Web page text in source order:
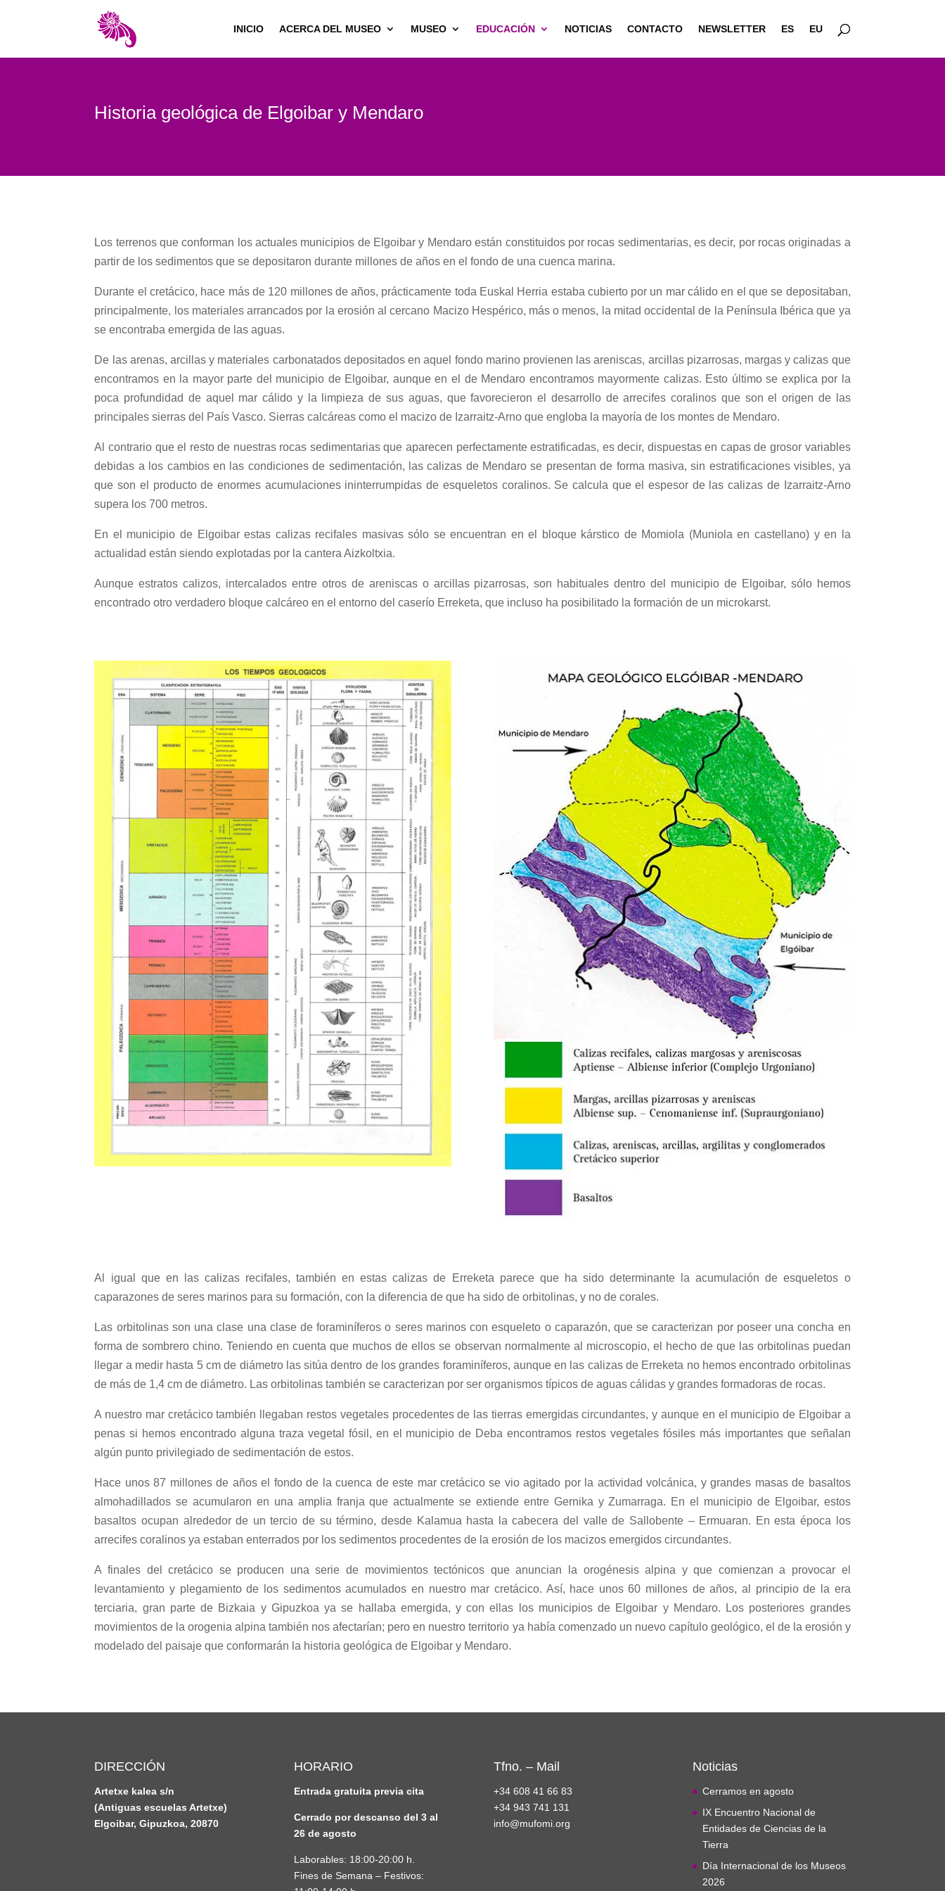
INICIO ACERCA DEL MUSEO MUSEO EDUCACIÓN NOTICIAS CONTACTO NEWSLETTER ES EU
Historia geológica de Elgoibar y Mendaro
Los terrenos que conforman los actuales municipios de Elgoibar y Mendaro están constituidos por rocas sedimentarias, es decir, por rocas originadas a
partir de los sedimentos que se depositaron durante millones de años en el fondo de una cuenca marina.
Durante el cretácico, hace más de 120 millones de años, prácticamente toda Euskal Herria estaba cubierto por un mar cálido en el que se depositaban,
principalmente, los materiales arrancados por la erosión al cercano Macizo Hespérico, más o menos, la mitad occidental de la Península Ibérica que ya
se encontraba emergida de las aguas.
De las arenas, arcillas y materiales carbonatados depositados en aquel fondo marino provienen las areniscas, arcillas pizarrosas, margas y calizas que
encontramos en la mayor parte del municipio de Elgoibar, aunque en el de Mendaro encontramos mayormente calizas. Esto último se explica por la
poca profundidad de aquel mar cálido y la limpieza de sus aguas, que favorecieron el desarrollo de arrecifes coralinos que son el origen de las
principales sierras del País Vasco. Sierras calcáreas como el macizo de Izarraitz-Arno que engloba la mayoría de los montes de Mendaro.
Al contrario que el resto de nuestras rocas sedimentarias que aparecen perfectamente estratificadas, es decir, dispuestas en capas de grosor variables
debidas a los cambios en las condiciones de sedimentación, las calizas de Mendaro se presentan de forma masiva, sin estratificaciones visibles, ya
que son el producto de enormes acumulaciones ininterrumpidas de esqueletos coralinos. Se calcula que el espesor de las calizas de Izarraitz-Arno
supera los 700 metros.
En el municipio de Elgoibar estas calizas recifales masivas sólo se encuentran en el bloque kárstico de Momiola (Muniola en castellano) y en la
actualidad están siendo explotadas por la cantera Aizkoltxia.
Aunque estratos calizos, intercalados entre otros de areniscas o arcillas pizarrosas, son habituales dentro del municipio de Elgoibar, sólo hemos
encontrado otro verdadero bloque calcáreo en el entorno del caserío Erreketa, que incluso ha posibilitado la formación de un microkarst.
Al igual que en las calizas recifales, también en estas calizas de Erreketa parece que ha sido determinante la acumulación de esqueletos o
caparazones de seres marinos para su formación, con la diferencia de que ha sido de orbitolinas, y no de corales.
Las orbitolinas son una clase una clase de foraminíferos o seres marinos con esqueleto o caparazón, que se caracterizan por poseer una concha en
forma de sombrero chino. Teniendo en cuenta que muchos de ellos se observan normalmente al microscopio, el hecho de que las orbitolinas puedan
llegar a medir hasta 5 cm de diámetro las sitúa dentro de los grandes foraminíferos, aunque en las calizas de Erreketa no hemos encontrado orbitolinas
de más de 1,4 cm de diámetro. Las orbitolinas también se caracterizan por ser organismos típicos de aguas cálidas y grandes formadoras de rocas.
A nuestro mar cretácico también llegaban restos vegetales procedentes de las tierras emergidas circundantes, y aunque en el municipio de Elgoibar a
penas si hemos encontrado alguna traza vegetal fósil, en el municipio de Deba encontramos restos vegetales fósiles más importantes que señalan
algún punto privilegiado de sedimentación de estos.
Hace unos 87 millones de años el fondo de la cuenca de este mar cretácico se vio agitado por la actividad volcánica, y grandes masas de basaltos
almohadillados se acumularon en una amplia franja que actualmente se extiende entre Gernika y Zumarraga. En el municipio de Elgoibar, estos
basaltos ocupan alrededor de un tercio de su término, desde Kalamua hasta la cabecera del valle de Sallobente – Ermuaran. En esta época los
arrecifes coralinos ya estaban enterrados por los sedimentos procedentes de la erosión de los macizos emergidos circundantes.
A finales del cretácico se producen una serie de movimientos tectónicos que anuncian la orogénesis alpina y que comienzan a provocar el
levantamiento y plegamiento de los sedimentos acumulados en nuestro mar cretácico. Así, hace unos 60 millones de años, al principio de la era
terciaria, gran parte de Bizkaia y Gipuzkoa ya se hallaba emergida, y con ellas los municipios de Elgoibar y Mendaro. Los posteriores grandes
movimientos de la orogenia alpina también nos afectarían; pero en nuestro territorio ya había comenzado un nuevo capítulo geológico, el de la erosión y
modelado del paisaje que conformarán la historia geológica de Elgoibar y Mendaro.
DIRECCIÓN
Artetxe kalea s/n
(Antiguas escuelas Artetxe)
Elgoibar, Gipuzkoa, 20870
HORARIO
Entrada gratuita previa cita
Cerrado por descanso del 3 al
26 de agosto
Laborables: 18:00-20:00 h.
Fines de Semana – Festivos:
Tfno. – Mail
+34 608 41 66 83
+34 943 741 131
info@mufomi.org
Noticias
Cerramos en agosto
IX Encuentro Nacional de
Entidades de Ciencias de la
Tierra
Día Internacional de los Museos
2026